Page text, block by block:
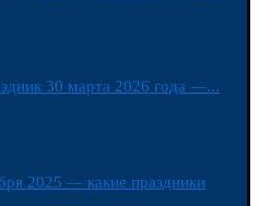
30 марта 2026 года —...
2025 — какие праздники